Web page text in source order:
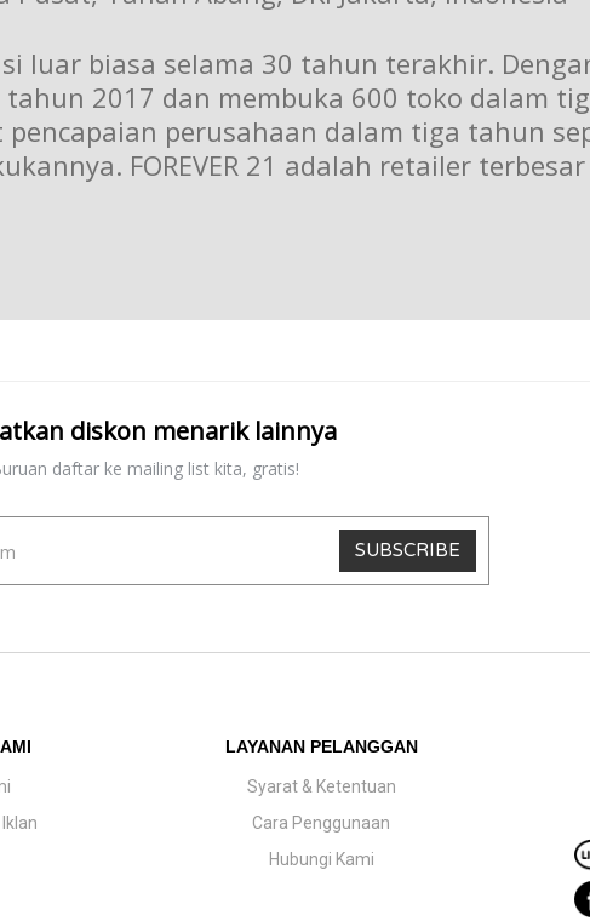
luar biasa selama 30 tahun terakhir.
2017 dan membuka 600 toko dalam
perusahaan dalam tiga tahun
FOREVER 21 adalah retailer
diskon menarik lainnya
daftar ke mailing list kita, gratis!
SUBSCRIBE
LAYANAN PELANGGAN
Syarat & Ketentuan
Cara Penggunaan
Hubungi Kami